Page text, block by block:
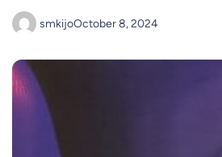
smkijoOctober 8, 2024